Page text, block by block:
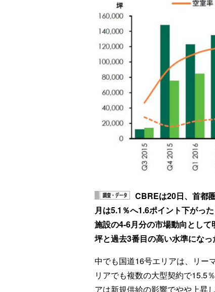
CBREは20日、首都
月は5.1％へ1.6ポイント下がっ
施設の4-6月分の市場動向とし
坪と過去3番目の高い水準になっ
中でも国道16号エリアは、リー
リアでも複数の大型契約で15.5
アは新規供給の影響でやや上昇し